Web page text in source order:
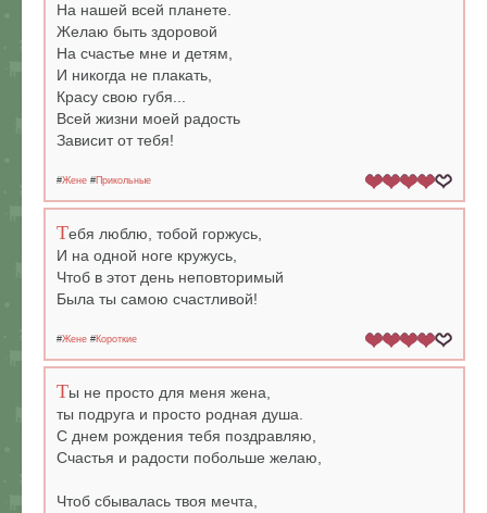
На нашей всей планете.
Желаю быть здоровой
На счастье мне и детям,
И никогда не плакать,
Красу свою губя...
Всей жизни моей радость
Зависит от тебя!
#Жене #Прикольные
Тебя люблю, тобой горжусь,
И на одной ноге кружусь,
Чтоб в этот день неповторимый
Была ты самою счастливой!
#Жене #Короткие
Ты не просто для меня жена,
ты подруга и просто родная душа.
С днем рождения тебя поздравляю,
Счастья и радости побольше желаю,
Чтоб сбывалась твоя мечта,